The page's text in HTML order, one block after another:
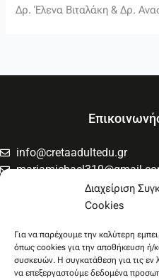
Διαχείριση
Cookies
Για να παρέχουμε την καλύτερη
όπως cookies για την αποθήκευση ή/
συσκευών. Η συγκατάθεση για τις εν
να επεξεργαστούμε δεδομένα
Δρ. Έλενα Βιταλάκη & Δρ.
info@cretaadultedu.gr